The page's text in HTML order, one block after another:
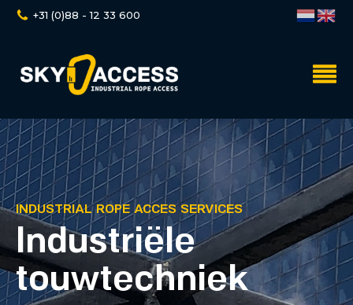
+31 (0)88 - 12 33 600
INDUSTRIAL ROPE ACCES SERVICES
Industriële
touwtechniek